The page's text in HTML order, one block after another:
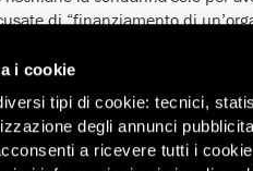
i cookie
tipi di cookie: tecnici,
degli annunci
a ricevere tutti i
di “finanziamento di
la legislazione in materia
possono essere svolte e
Andrew Gardner,
a provvedimenti